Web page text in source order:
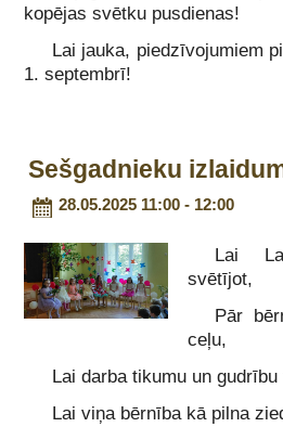
kopējas svētku pusdienas!
Lai jauka, piedzīvojumiem
1. septembrī!
Sešgadnieku
28.05.2025 11:00 - 12:00
Lai
svētījot,
Pār
ceļu,
Lai darba tikumu un gudrību
Lai viņa bērnība kā pilna